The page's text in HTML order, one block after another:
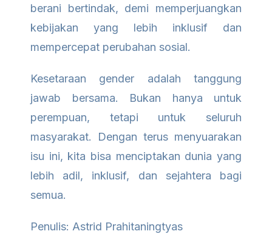
berani bertindak, demi memperjuangkan
kebijakan yang lebih inklusif dan
mempercepat perubahan sosial.
Kesetaraan gender adalah tanggung
jawab bersama. Bukan hanya untuk
perempuan, tetapi untuk seluruh
masyarakat. Dengan terus menyuarakan
isu ini, kita bisa menciptakan dunia yang
lebih adil, inklusif, dan sejahtera bagi
semua.
Penulis: Astrid Prahitaningtyas